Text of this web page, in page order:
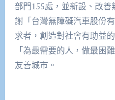
部門155處，並新設、改
謝「台灣無障礙汽車股份
求者，創造對社會有助益
「為最需要的人，做最困
友善城市。